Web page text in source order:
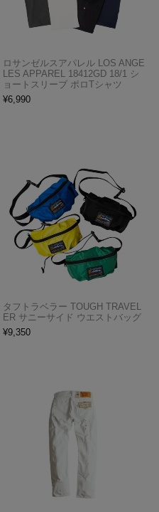
ロサンゼルスアパレル LOS ANGE
LES APPAREL 18412GD 18/1 シ
ョートスリーブ ポロTシャツ
¥6,990
タフトラベラー TOUGH TRAVEL
ER サニーサイド ウエストバッグ
¥9,350